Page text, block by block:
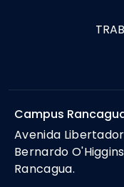
Campus
Avenida Libertador
Bernardo O'Higgins
Rancagua.